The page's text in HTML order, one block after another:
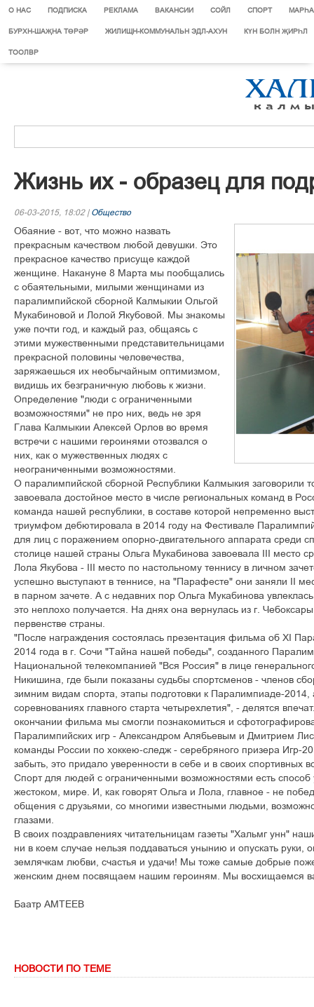
О НАС ПОДПИСКА РЕКЛАМА ВАКАНСИИ СОЙЛ СПОРТ
БУРХН-ШАҖНА ТӨРӘР ЖИЛИЩН-КОММУНАЛЬН ЭДЛ-АХУН КҮН БОЛН ҖИРҺЛ
ТООЛВР
Жизнь их - образец для
06-03-2015, 18:02 | Общество
Обаяние - вот, что можно назвать
прекрасным качеством любой девушки. Это
прекрасное качество присуще каждой
женщине. Накануне 8 Марта мы пообщались
с обаятельными, милыми женщинами из
паралимпийской сборной Калмыкии Ольгой
Мукабиновой и Лолой Якубовой. Мы знакомы
уже почти год, и каждый раз, общаясь с
этими мужественными представительницами
прекрасной половины человечества,
заряжаешься их необычайным оптимизмом,
видишь их безграничную любовь к жизни.
Определение "люди с ограниченными
возможностями" не про них, ведь не зря
Глава Калмыкии Алексей Орлов во время
встречи с нашими героинями отозвался о
них, как о мужественных людях с
неограниченными возможностями.
О паралимпийской сборной Республики Калмыкия заговорили
завоевала достойное место в числе региональных команд в
команда нашей республики, в составе которой непременно
триумфом дебютировала в 2014 году на Фестивале
для лиц с поражением опорно-двигательного аппарата среди
столице нашей страны Ольга Мукабинова завоевала III место
Лола Якубова - III место по настольному теннису в личном
успешно выступают в теннисе, на "Парафесте" они заняли II
в парном зачете. А с недавних пор Ольга Мукабинова
это неплохо получается. На днях она вернулась из г.
первенстве страны.
"После награждения состоялась презентация фильма об XI
2014 года в г. Сочи "Тайна нашей победы", созданного
Национальной телекомпанией "Вся Россия" в лице
Никишина, где были показаны судьбы спортсменов - членов
зимним видам спорта, этапы подготовки к Паралимпиаде-2014,
соревнованиях главного старта четырехлетия", - делятся
окончании фильма мы смогли познакомиться и
Паралимпийских игр - Александром Алябьевым и Дмитрием
команды России по хоккею-следж - серебряного призера Игр-
забыть, это придало уверенности в себе и в своих спортивных
Спорт для людей с ограниченными возможностями есть
жестоком, мире. И, как говорят Ольга и Лола, главное - не
общения с друзьями, со многими известными людьми,
глазами.
В своих поздравлениях читательницам газеты "Хальмг унн"
ни в коем случае нельзя поддаваться унынию и опускать руки,
землячкам любви, счастья и удачи! Мы тоже самые добрые
женским днем посвящаем нашим героиням. Мы восхищаемся
Баатр АМТЕЕВ
НОВОСТИ ПО ТЕМЕ